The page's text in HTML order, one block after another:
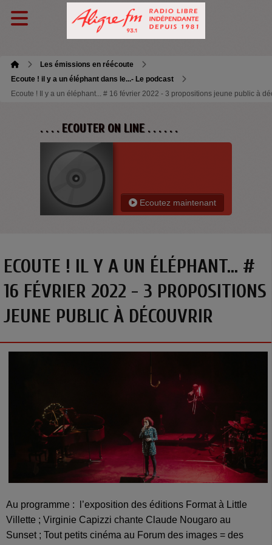
Les émissions en réécoute
Ecoute ! il y a un éléphant dans le...- Le podcast
Ecoute ! Il y a un éléphant... # 16 février 2022 - 3 propositions jeune public à
. . . . ECOUTER ON LINE . . . . . .
Ecoutez maintenant
ECOUTE ! IL Y A UN ÉLÉPHANT... #
16 FÉVRIER 2022 - 3 PROPOSITIONS
JEUNE PUBLIC À DÉCOUVRIR
Au programme : l’exposition des éditions Format à Little
Villette ; Virginie Capizzi chante Claude Nougaro au
Sunset ; Tout petits cinéma au Forum des images = des